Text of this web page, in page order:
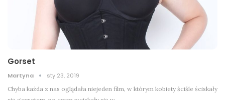
Gorset
Martyna sty 23, 2019
Chyba każda z nas oglądała niejeden film, w którym kobiety ściśle ściskały